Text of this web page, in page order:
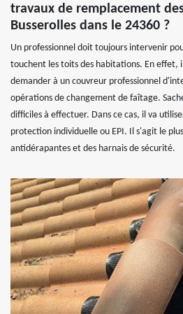
travaux de remplacement
Busserolles dans le 24360 ?
Un professionnel doit toujours intervenir
touchent les toits des habitations. En effet,
demander à un couvreur professionnel
opérations de changement de faîtage.
difficiles à effectuer. Dans ce cas, il va
protection individuelle ou EPI. Il s'agit le
antidérapantes et des harnais de sécurité.